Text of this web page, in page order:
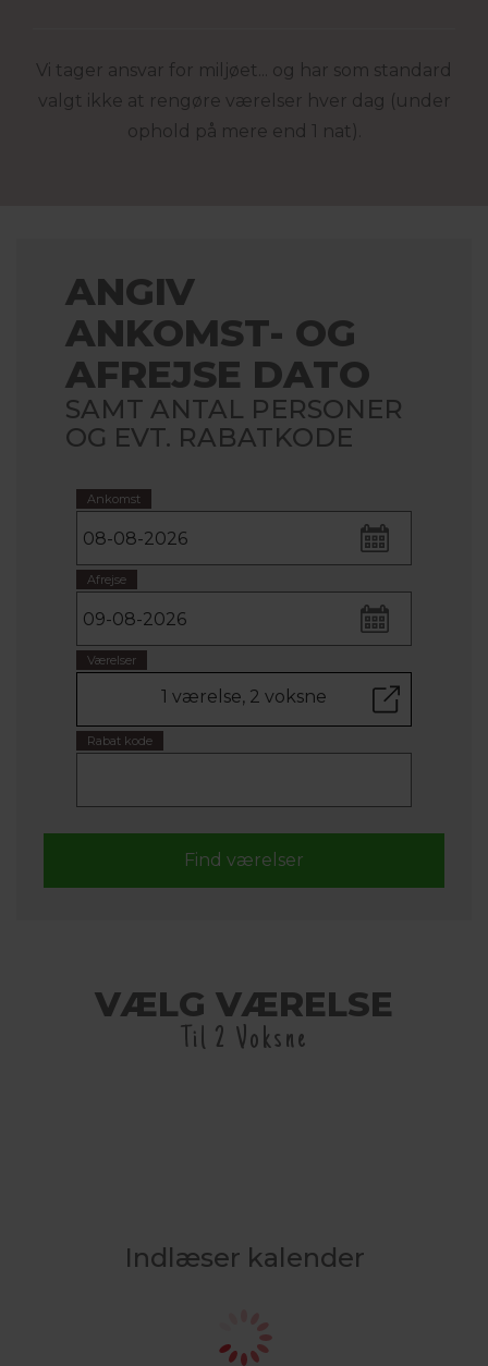
Vi tager ansvar for miljøet... og har som standard
valgt ikke at rengøre værelser hver dag (under
ophold på mere end 1 nat).
ANGIV
ANKOMST- OG
AFREJSE DATO
SAMT ANTAL PERSONER
OG EVT. RABATKODE
Ankomst
Afrejse
Værelser
1 værelse, 2 voksne
Rabat kode
VÆLG VÆRELSE
Til 2 Voksne
Indlæser kalender